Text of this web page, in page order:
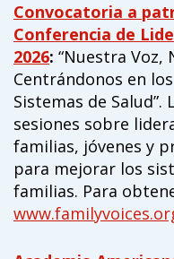
Convocatoria a
Conferencia de
2026: “Nuestra Voz,
Centrándonos en
Sistemas de
sesiones sobre
familias, jóvenes y
para mejorar los
familias. Para
in
honor/memory
The Close the Gap
and Mayme Boyd.
Visitfamilyvoices.org/
Is my